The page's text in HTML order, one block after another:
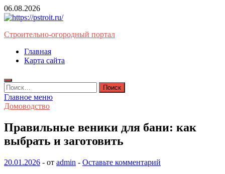
Перейти
к
06.08.2026
Строительно-огородный портал
Главная
Карта сайта
Найти:
Главное меню
Домоводство
Правильные веники для бани: как
выбрать и заготовить
20.01.2026 - от admin - Оставьте комментарий